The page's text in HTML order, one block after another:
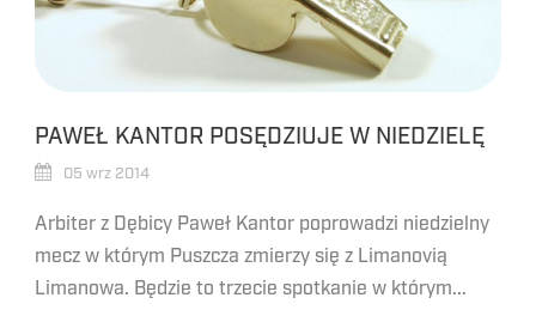
PAWEŁ KANTOR POSĘDZIUJE W NIEDZIELĘ
05 wrz 2014
Arbiter z Dębicy Paweł Kantor poprowadzi niedzielny
mecz w którym Puszcza zmierzy się z Limanovią
Limanowa. Będzie to trzecie spotkanie w którym...